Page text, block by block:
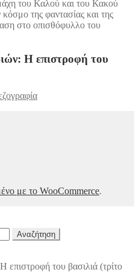
του Καλού και του Κακού
της φαντασίας και της
στο οπισθόφυλλο του
Η επιστροφή του
με το WooCommerce.
Αναζήτηση